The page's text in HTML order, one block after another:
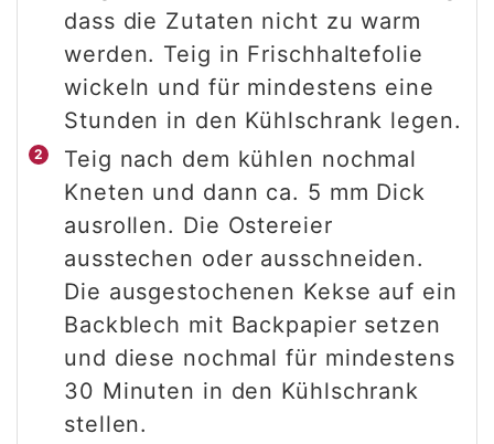
dass die Zutaten nicht zu warm
werden. Teig in Frischhaltefolie
wickeln und für mindestens eine
Stunden in den Kühlschrank legen.
Teig nach dem kühlen nochmal
Kneten und dann ca. 5 mm Dick
ausrollen. Die Ostereier
ausstechen oder ausschneiden.
Die ausgestochenen Kekse auf ein
Backblech mit Backpapier setzen
und diese nochmal für mindestens
30 Minuten in den Kühlschrank
stellen.